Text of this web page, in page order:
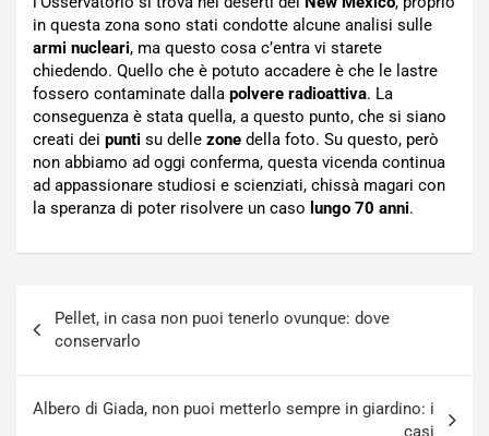
in questa zona sono stati condotte alcune analisi sulle
armi nucleari, ma questo cosa c’entra vi starete
chiedendo. Quello che è potuto accadere è che le lastre
fossero contaminate dalla polvere radioattiva. La
conseguenza è stata quella, a questo punto, che si siano
creati dei punti su delle zone della foto. Su questo, però
non abbiamo ad oggi conferma, questa vicenda continua
ad appassionare studiosi e scienziati, chissà magari con
la speranza di poter risolvere un caso lungo 70 anni.
articoli
Pellet, in casa non puoi tenerlo ovunque: dove
conservarlo
Albero di Giada, non puoi metterlo sempre in giardino: i
casi